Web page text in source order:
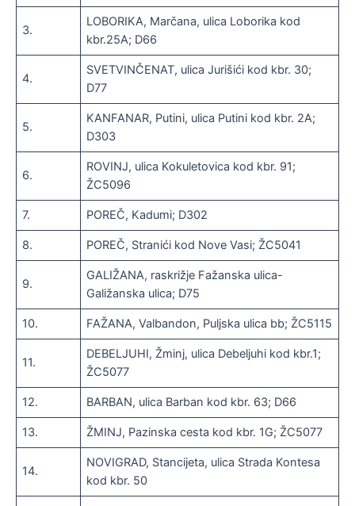
3.
LOBORIKA, Marčana, ulica Loborika kod
kbr.25A; D66
4.
SVETVINČENAT, ulica Jurišići kod kbr. 30;
D77
5.
KANFANAR, Putini, ulica Putini kod kbr. 2A;
D303
6.
ROVINJ, ulica Kokuletovica kod kbr. 91;
ŽC5096
7. POREČ, Kadumi; D302
8. POREČ, Stranići kod Nove Vasi; ŽC5041
9.
GALIŽANA, raskrižje Fažanska ulica-
Galižanska ulica; D75
10. FAŽANA, Valbandon, Puljska ulica bb; ŽC5115
11.
DEBELJUHI, Žminj, ulica Debeljuhi kod kbr.1;
ŽC5077
12. BARBAN, ulica Barban kod kbr. 63; D66
13. ŽMINJ, Pazinska cesta kod kbr. 1G; ŽC5077
14.
NOVIGRAD, Stancijeta, ulica Strada Kontesa
kod kbr. 50